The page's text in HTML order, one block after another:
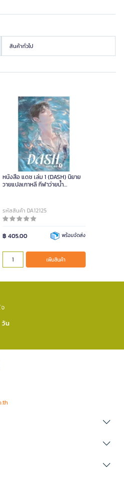
สินค้าทั่วไป
หนังสือ แดช เล่ม 1 (DASH) นิยาย
วายแปลเกาหลี กีฬาว่ายน้ำ
รหัสสินค้า DA12125
฿ 405.00 พร้อมจัดส่ง
เพิ่มสินค้า
วัน